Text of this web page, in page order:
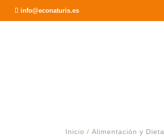
info@econaturis.es
Inicio /Alimentación y Dieta